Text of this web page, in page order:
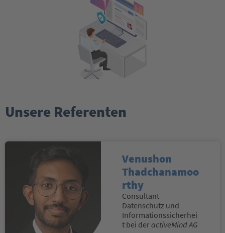
Unsere Referenten
Venushon
Thadchanamoo
rthy
Consultant
Datenschutz und
Informationssicherhei
t bei deractiveMind AG